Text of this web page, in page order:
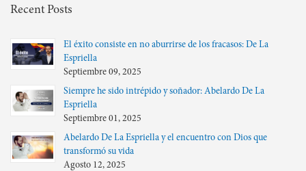
Recent Posts
El éxito consiste en no aburrirse de los fracasos: De La
Espriella
Septiembre 09, 2025
Siempre he sido intrépido y soñador: Abelardo De La
Espriella
Septiembre 01, 2025
Abelardo De La Espriella y el encuentro con Dios que
transformó su vida
Agosto 12, 2025